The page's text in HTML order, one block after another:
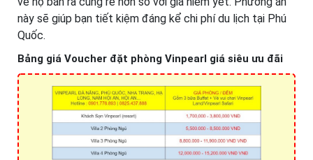
này sẽ giúp bạn tiết kiệm đáng kể chi phí du lịch tại Phú
Quốc.
Bảng giá Voucher đặt phòng Vinpearl giá siêu ưu đãi